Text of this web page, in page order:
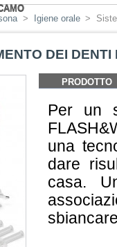
> Igiene orale >
DEI DENTI
PRODOTTO
Per un
una
dare
casa.